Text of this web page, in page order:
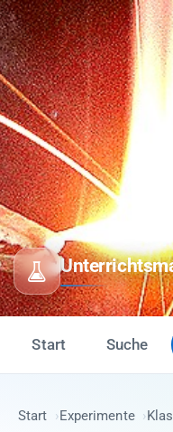
Start Suche
Start Experimente